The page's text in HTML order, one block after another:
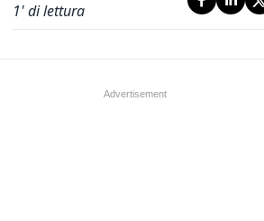
1' di lettura